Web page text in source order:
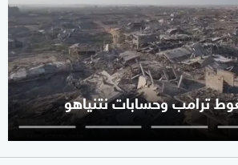
ترامب وحسابات نتنياهو